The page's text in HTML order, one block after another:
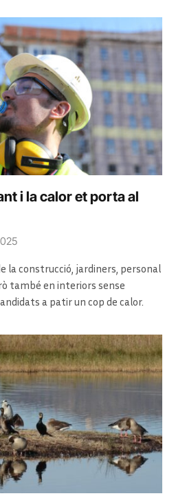
i la calor et porta al
la construcció, jardiners, personal
també en interiors sense
a patir un cop de calor.